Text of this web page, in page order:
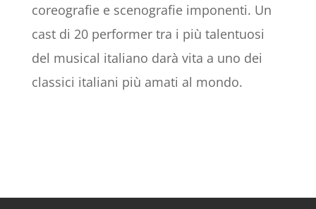
coreografie e scenografie imponenti. Un
cast di 20 performer tra i più talentuosi
del musical italiano darà vita a uno dei
classici italiani più amati al mondo.